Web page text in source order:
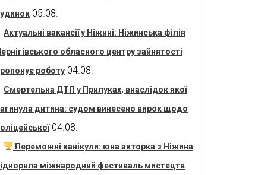
05.08.
Актуальні вакансії у Ніжині: Ніжинська філія
обласного центру зайнятості
роботу 04.08.
Смертельна ДТП у Прилуках, внаслідок якої
дитина: судом винесено вирок щодо
04.08.
Переможні канікули: юна акторка з Ніжина
міжнародний фестиваль мистецтв